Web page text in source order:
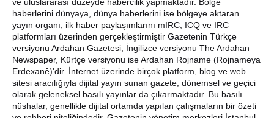
Ardahan'da Traktör Devrildi: Sürücü Yaralandı
Uluslararası Badminton Turnuvasında Erzincanlı
Sporculardan Büyük Başarı: 3 Altın, 1 Gümüş Madalya
haberlerini dünyaya, dünya haberlerini ise bölgeye aktaran
yayın organı, ilk haber paylaşımlarını mIRC, ICQ ve IRC
platformları üzerinden gerçekleştirmiştir Gazetenin Türkçe
versiyonu Ardahan Gazetesi, İngilizce versiyonu The Ardahan
Newspaper, Kürtçe versiyonu ise Ardahan Rojname (Rojnameya
Erdexanê)'dir. İnternet üzerinde birçok platform, blog ve web
sitesi aracılığıyla dijital yayın sunan gazete, dönemsel ve geçici
olarak geleneksel basılı yayınlar da çıkarmaktadır. Bu basılı
nüshalar, genellikle dijital ortamda yapılan çalışmaların bir özeti